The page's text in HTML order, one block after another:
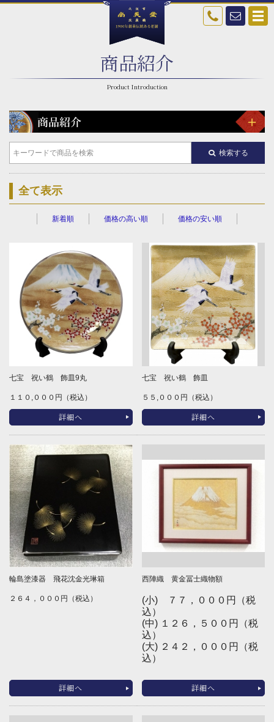
商品紹介
全て表示
検索する
新着順 価格の高い順 価格の安い順
七宝 祝い鶴 飾皿9丸
１１０,０００円（税込）
詳細へ
七宝 祝い鶴 飾皿
５５,０００円（税込）
詳細へ
輪島塗漆器 飛花沈金光琳箱
２６４，０００円（税込）
詳細へ
西陣織 黄金冨士織物額
(小) ７７，０００円（税
込）
(中) １２６，５００円（税
込）
(大) ２４２，０００円（税
込）
詳細へ